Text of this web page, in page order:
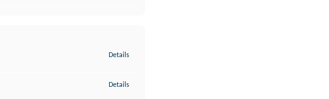
Details
Details